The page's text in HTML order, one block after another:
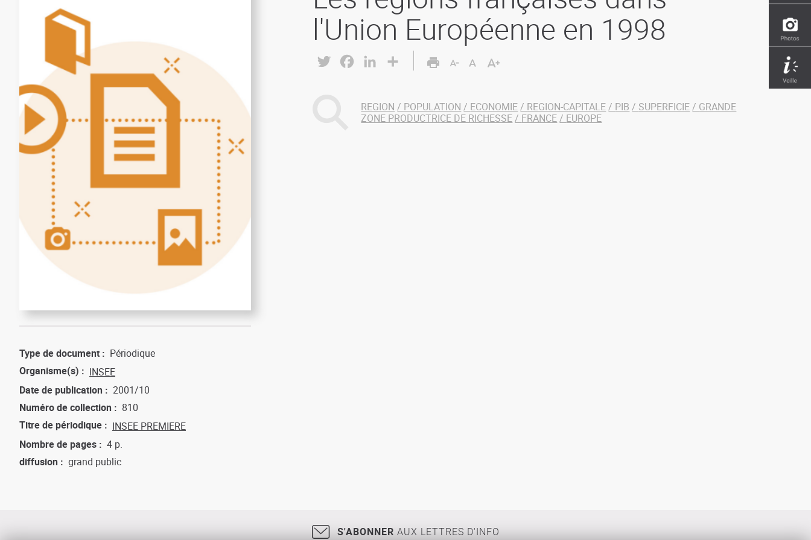
l'Union Européenne en 1998
Twitter FacebookLinkedIn
REGION POPULATION ECONOMIE REGION-CAPITALE PIB SUPERFICIE
GRANDE
ZONE PRODUCTRICE DE RICHESSE
FRANCE EUROPE
Type de document
Périodique
Organisme(s)
INSEE
Date de publication
2001/10
Numéro de collection
810
Titre de périodique
INSEE PREMIERE
Nombre de pages
4 p.
diffusion
grand public
S'ABONNER AUX LETTRES D'INFO